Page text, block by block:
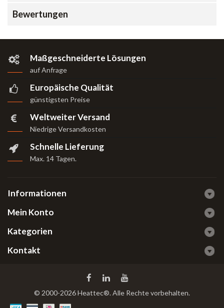
Bewertungen
Maßgeschneiderte Lösungen
auf Anfrage
Europäische Qualität
günstigsten Preise
Weltweiter Versand
Niedrige Versandkosten
Schnelle Lieferung
Max. 14 Tagen.
Informationen
Mein Konto
Kategorien
Kontakt
© 2000-2026 Heattec®. Alle Rechte vorbehalten.